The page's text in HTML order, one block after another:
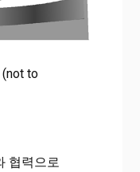
to
협력으로